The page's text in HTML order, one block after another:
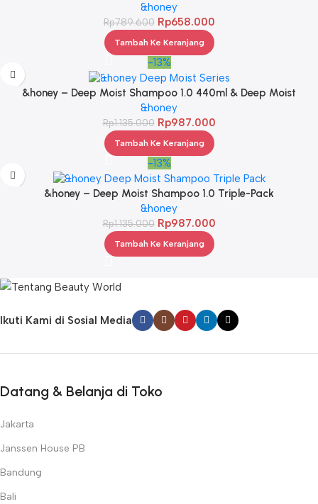
3.0 100ml
&honey
Rp789.600 Rp658.000
Tambah Ke Keranjang
-13%
&honey – Deep Moist Shampoo 1.0 440ml & Deep Moist
Treatment 2.0 445Gr & Deep Moist Hair Oil 3.0 100ml
&honey
Rp1.135.000 Rp987.000
Tambah Ke Keranjang
-13%
&honey – Deep Moist Shampoo 1.0 Triple-Pack
&honey
Rp1.135.000 Rp987.000
Tambah Ke Keranjang
Ikuti Kami di Sosial Media
Datang & Belanja di Toko
Jakarta
Janssen House PB
Bandung
Bali